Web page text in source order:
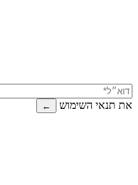
את תנאי השימוש